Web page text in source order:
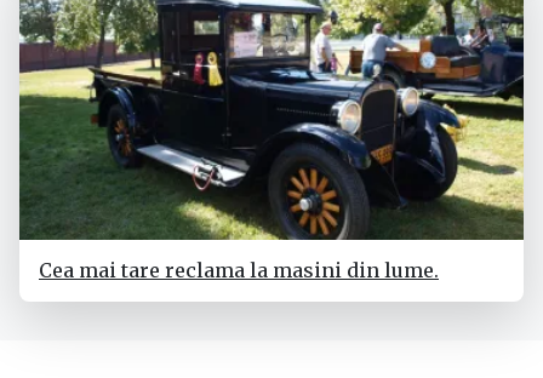
Cea mai tare reclama la masini din lume.